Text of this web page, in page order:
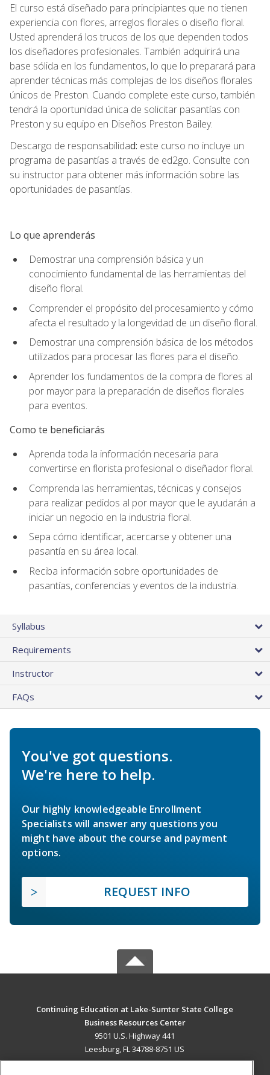
El curso está diseñado para principiantes que no tienen
experiencia con flores, arreglos florales o diseño floral.
Usted aprenderá los trucos de los que dependen todos
los diseñadores profesionales. También adquirirá una
base sólida en los fundamentos, lo que lo preparará para
aprender técnicas más complejas de los diseños florales
únicos de Preston. Cuando complete este curso, también
tendrá la oportunidad única de solicitar pasantías con
Preston y su equipo en Diseños Preston Bailey.
Descargo de responsabilidad: este curso no incluye un
programa de pasantías a través de ed2go. Consulte con
su instructor para obtener más información sobre las
oportunidades de pasantías.
Lo que aprenderás
Demostrar una comprensión básica y un
conocimiento fundamental de las herramientas del
diseño floral.
Comprender el propósito del procesamiento y cómo
afecta el resultado y la longevidad de un diseño floral.
Demostrar una comprensión básica de los métodos
utilizados para procesar las flores para el diseño.
Aprender los fundamentos de la compra de flores al
por mayor para la preparación de diseños florales
para eventos.
Como te beneficiarás
Aprenda toda la información necesaria para
convertirse en florista profesional o diseñador floral.
Comprenda las herramientas, técnicas y consejos
para realizar pedidos al por mayor que le ayudarán a
iniciar un negocio en la industria floral.
Sepa cómo identificar, acercarse y obtener una
pasantía en su área local.
Reciba información sobre oportunidades de
pasantías, conferencias y eventos de la industria.
Syllabus
Requirements
Instructor
FAQs
You've got questions.
We're here to help.
Our highly knowledgeable Enrollment
Specialists will answer any questions you
might have about the course and payment
options.
REQUEST INFO
Continuing Education at Lake-Sumter State College
Business Resources Center
9501 U.S. Highway 441
Leesburg, FL 34788-8751 US